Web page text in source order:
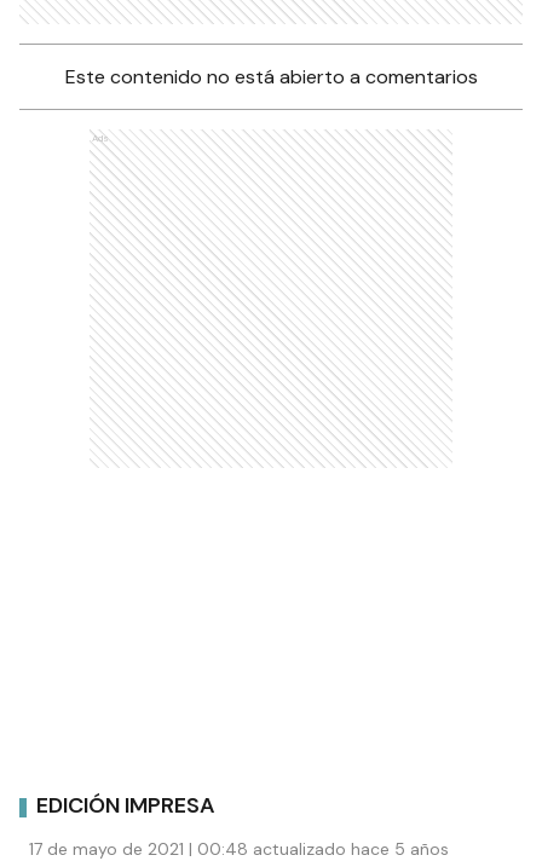
Este contenido no está abierto a comentarios
Ads
EDICIÓN IMPRESA
17 de mayo de 2021 | 00:48 actualizado hace 5 años